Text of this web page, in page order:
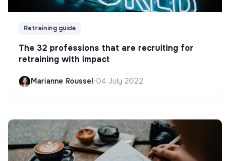
Retraining guide
The 32 professions that are recruiting for
retraining with impact
Marianne Roussel•04 July 2022